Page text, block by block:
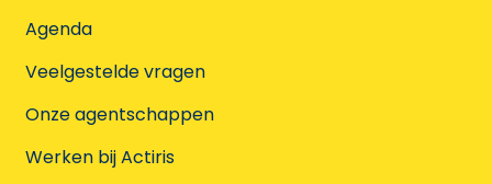
Agenda
Veelgestelde vragen
Onze agentschappen
Werken bij Actiris